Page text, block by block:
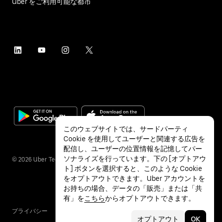
© 2026 Uber Technologies Inc.
プライバシー
このウェブサイトでは、サードパーティ
Cookie を使用してユーザーと関連する広告を
配信し、ユーザーの位置情報を記憶してパー
ソナライズを行っています。下の [オプトアウ
ト] ボタンを選択すると、このような Cookie
をオプトアウトできます。Uber アカウントを
お持ちの場合、データの「販売」または「共
有」をこちらからオプトアウトできます。
オプトアウト OK